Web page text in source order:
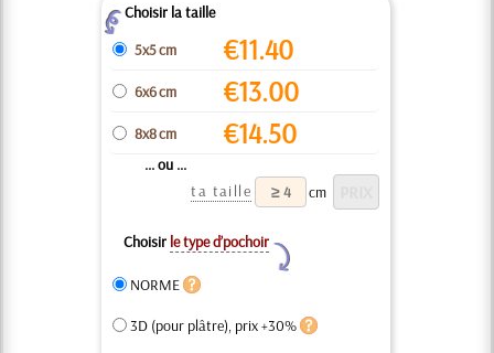
ZChoisir la taille
5x5 cm
€11.40
6x6 cm €13.00
8x8 cm €14.50
... ou ...
ta taille
cm
Choisir le type d’pochoir
Y
NORME
3D (pour plâtre), prix +30%